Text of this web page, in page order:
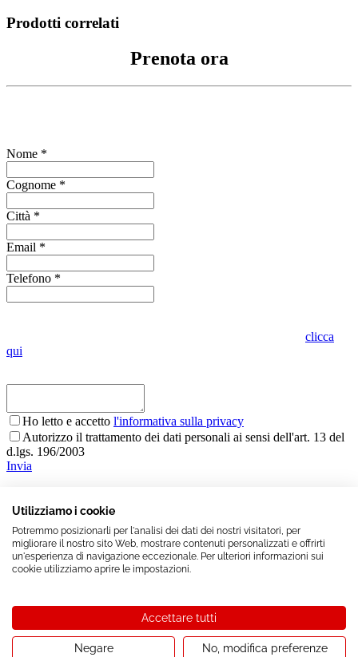
Prodotti correlati
Prenota ora
Nome *
Cognome *
Città *
Email *
Telefono *
clicca
qui
Ho letto e accetto l'informativa sulla privacy
Autorizzo il trattamento dei dati personali ai sensi dell'art. 13 del
d.lgs. 196/2003
Invia
Vai alla ricerca avanzata
www.oroineuro.it ©Oro In Euro Italia S.p.A.- Sede Legale:
Piazza IV Novembre, 4 - 20124 Milano - Sede Operativa: Via XX
oroineuroitaliaspa@pec.oroineuro.it-
Cap. Sociale Euro 1.000.000,00 (i.v.) - C.F. e P.Iva 05964900962 -
REA MI 1862372
Utilizziamo i cookie
Potremmo posizionarli per l'analisi dei dati dei nostri visitatori, per
migliorare il nostro sito Web, mostrare contenuti personalizzati e offrirti
un'esperienza di navigazione eccezionale. Per ulteriori informazioni sui
cookie utilizziamo aprire le impostazioni.
Accettare tutti
Negare No, modifica preferenze